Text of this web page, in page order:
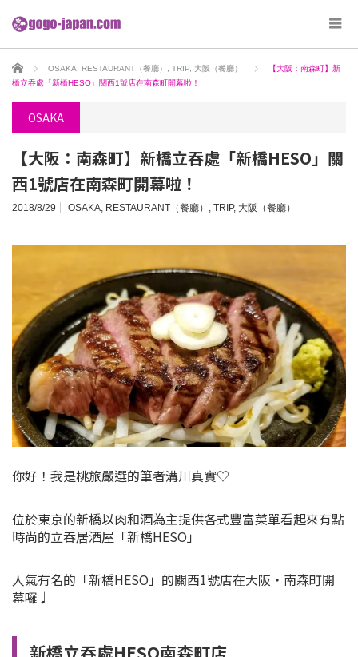
ホーム OSAKA RESTAURANT（餐廳） TRIP 大阪（餐廳）
【大阪：南森町】新
橋立吞處「新橋HESO」關西1號店在南森町開幕啦！
OSAKA
【大阪：南森町】新橋立吞處「新橋HESO」關
西1號店在南森町開幕啦！
2018/8/29 OSAKA, RESTAURANT（餐廳） , TRIP, 大阪（餐廳）
你好！我是桃旅嚴選的筆者溝川真實♡
位於東京的新橋以肉和酒為主提供各式豐富菜單看起來有點
時尚的立吞居酒屋「新橋HESO」
人氣有名的「新橋HESO」的關西1號店在大阪・南森町開
幕囉♩